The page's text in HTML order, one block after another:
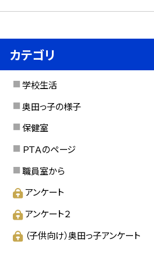
カテゴリ
学校生活
奥田っ子の様子
保健室
ＰＴＡのページ
職員室から
アンケート
アンケート２
（子供向け）奥田っ子アンケート